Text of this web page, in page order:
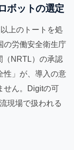
ボットの選定
上のトートを処
の労働安全衛生庁
（NRTL）の承認
性」が、導入の意
せん。Digitの可
現場で扱われる